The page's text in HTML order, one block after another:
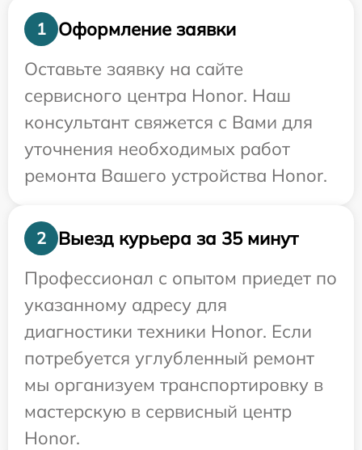
1
Оформление заявки
Оставьте заявку на сайте
сервисного центра Honor. Наш
консультант свяжется с Вами для
уточнения необходимых работ
ремонта Вашего устройства Honor.
2
Выезд курьера за 35 минут
Профессионал с опытом приедет по
указанному адресу для
диагностики техники Honor. Если
потребуется углубленный ремонт
мы организуем транспортировку в
мастерскую в сервисный центр
Honor.